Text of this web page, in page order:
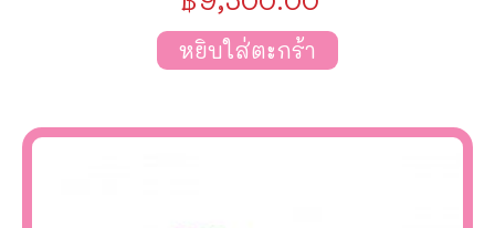
หยิบใส่ตะกร้า